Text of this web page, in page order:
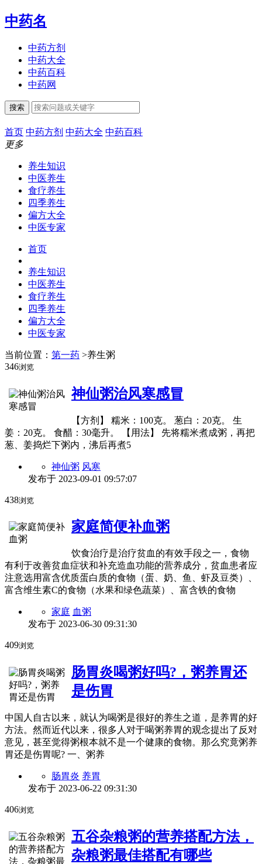
中药名
中药方剂
中药大全
中药百科
中药网
搜索
首页 中药方剂 中药大全 中药百科
更多
养生知识
中医养生
食疗养生
四季养生
偏方大全
中医专家
首页
养生知识
中医养生
食疗养生
四季养生
偏方大全
中医专家
当前位置： 第一药 >养生粥
346浏览
神仙粥治风寒感冒
【方剂】 糯米：100克。 葱白：20克。 生
姜：20克。 食醋：30毫升。 【用法】 先将糯米煮成粥，再把
葱、姜捣烂下粥内，沸后再煮5
神仙粥 风寒
发布于 2023-09-01 09:57:07
438浏览
家庭简便补血粥
饮食治疗是治疗贫血的有效手段之一，食物
有利于改善贫血症状和补充造血功能的营养成分，贫血患者应
注意选用富含优质蛋白质的食物（蛋、奶、鱼、虾及豆类）、
富含维生素C的食物（水果和绿色蔬菜）、富含铁的食物
家庭 血粥
发布于 2023-06-30 09:31:30
409浏览
肠胃炎喝粥好吗?，粥养胃还
是伤胃
中国人自古以来，就认为喝粥是很好的养生之道，是养胃的好
方法。然而近代以来，很多人对于喝粥养胃的观念提出了反对
意见，甚至觉得粥根本就不是一个健康的食物。那么究竟粥养
胃还是伤胃呢? 一、粥养
肠胃炎 养胃
发布于 2023-06-22 09:31:30
406浏览
五谷杂粮粥的营养搭配方法，
杂粮粥最佳搭配有哪些